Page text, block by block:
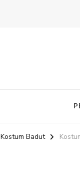
Kostum Badut